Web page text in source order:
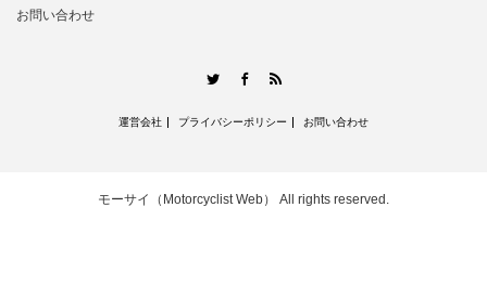
お問い合わせ
TwitterFacebook
運営会社 プライバシーポリシー お問い合わせ
モーサイ（Motorcyclist Web） All rights reserved.